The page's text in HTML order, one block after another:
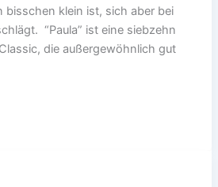
bisschen klein ist, sich aber bei
“Paula” ist eine siebzehn
die außergewöhnlich gut